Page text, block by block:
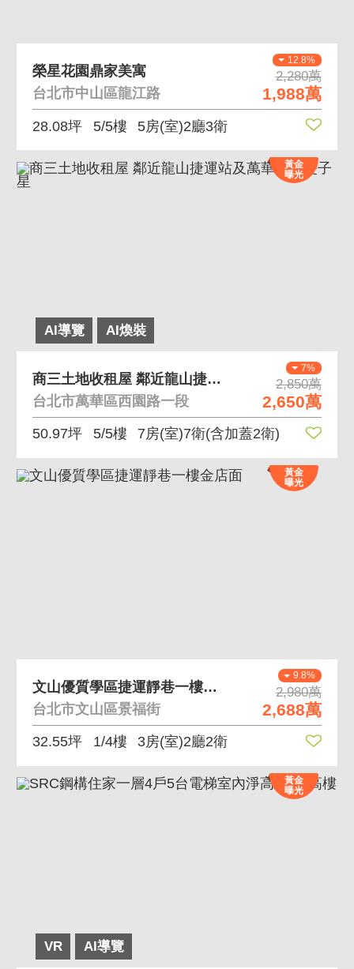
12.8%
2,280萬
1,988萬
榮星花園鼎家美寓
台北市中山區龍江路
28.08坪 5/5樓 5房(室)2廳3衛
AI導覽 AI煥裝
黃金
曝光
7%
2,850萬
2,650萬
商三土地收租屋 鄰近龍山捷運站及萬華車站雙子星
台北市萬華區西園路一段
50.97坪 5/5樓 7房(室)7衛(含加蓋2衛)
黃金
曝光
9.8%
2,980萬
2,688萬
文山優質學區捷運靜巷一樓金店面
台北市文山區景福街
32.55坪 1/4樓 3房(室)2廳2衛
VR AI導覽
黃金
曝光